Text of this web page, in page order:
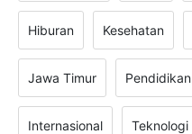
Hiburan Kesehatan
Jawa Timur Pendidikan
Internasional Teknologi